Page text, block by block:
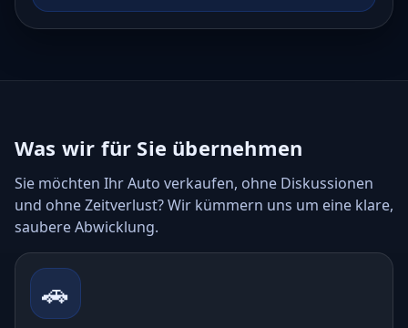
Was wir für Sie übernehmen
Sie möchten Ihr Auto verkaufen, ohne Diskussionen
und ohne Zeitverlust? Wir kümmern uns um eine klare,
saubere Abwicklung.
🚗